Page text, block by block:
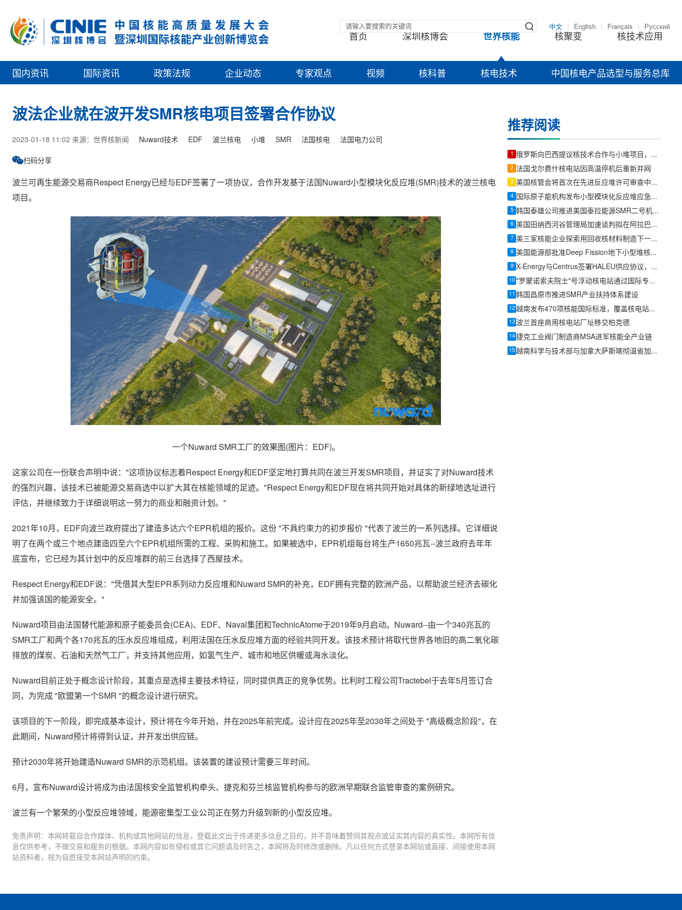
中文 English Français Русский
首页 深圳核博会 世界核能 核聚变 核技术应用
国内资讯 国际资讯 政策法规 企业动态 专家观点 视频 核科普 核电技术 中国核电产品选型与服务总库
波法企业就在波开发SMR核电项目签署合作协议
2023-01-18 11:02 来源：世界核新闻 Nuward技术 EDF 波兰核电 小堆 SMR 法国核电 法国电力公司
扫码分享
波兰可再生能源交易商Respect Energy已经与EDF签署了一项协议，合作开发基于法国Nuward小型模块化反应堆(SMR)技术的波兰核电
项目。
一个Nuward SMR工厂的效果图(图片：EDF)。
这家公司在一份联合声明中说："这项协议标志着Respect Energy和EDF坚定地打算共同在波兰开发SMR项目，并证实了对Nuward技术
的强烈兴趣，该技术已被能源交易商选中以扩大其在核能领域的足迹。"Respect Energy和EDF现在将共同开始对具体的新绿地选址进行
评估，并继续致力于详细说明这一努力的商业和融资计划。"
2021年10月，EDF向波兰政府提出了建造多达六个EPR机组的报价。这份 "不具约束力的初步报价 "代表了波兰的一系列选择。它详细说
明了在两个或三个地点建造四至六个EPR机组所需的工程、采购和施工。如果被选中，EPR机组每台将生产1650兆瓦--波兰政府去年年
底宣布，它已经为其计划中的反应堆群的前三台选择了西屋技术。
Respect Energy和EDF说："凭借其大型EPR系列动力反应堆和Nuward SMR的补充，EDF拥有完整的欧洲产品，以帮助波兰经济去碳化
并加强该国的能源安全。"
Nuward项目由法国替代能源和原子能委员会(CEA)、EDF、Naval集团和TechnicAtome于2019年9月启动。Nuward--由一个340兆瓦的
SMR工厂和两个各170兆瓦的压水反应堆组成，利用法国在压水反应堆方面的经验共同开发。该技术预计将取代世界各地旧的高二氧化碳
排放的煤炭、石油和天然气工厂，并支持其他应用，如氢气生产、城市和地区供暖或海水淡化。
Nuward目前正处于概念设计阶段，其重点是选择主要技术特征，同时提供真正的竞争优势。比利时工程公司Tractebel于去年5月签订合
同，为完成 "欧盟第一个SMR "的概念设计进行研究。
该项目的下一阶段，即完成基本设计，预计将在今年开始，并在2025年前完成。设计应在2025年至2030年之间处于 "高级概念阶段"，在
此期间，Nuward预计将得到认证，并开发出供应链。
预计2030年将开始建造Nuward SMR的示范机组。该装置的建设预计需要三年时间。
6月，宣布Nuward设计将成为由法国核安全监管机构牵头、捷克和芬兰核监管机构参与的欧洲早期联合监管审查的案例研究。
波兰有一个繁荣的小型反应堆领域，能源密集型工业公司正在努力升级到新的小型反应堆。
免责声明：本网转载自合作媒体、机构或其他网站的信息，登载此文出于传递更多信息之目的，并不意味着赞同其观点或证实其内容的真实性。本网所有信
息仅供参考，不做交易和服务的根据。本网内容如有侵权或其它问题请及时告之，本网将及时修改或删除。凡以任何方式登录本网站或直接、间接使用本网
站资料者，视为自愿接受本网站声明的约束。
推荐阅读
1 俄罗斯向巴西提议核技术合作与小堆项目，含浮动核电站与北极/南极科研
2 法国戈尔费什核电站因高温停机后重新并网
3 美国核管会将首次在先进反应堆许可审查中采用现代化听证程序
4 国际原子能机构发布小型模块化反应堆应急计划区技术文件
5 韩国泰雄公司推进美国泰拉能源SMR二号机组订单，发力核电与燃机锻件新赛道
6 美国田纳西河谷管理局加速谈判拟在阿拉巴马Bellefonte旧址部署小型模块化反应堆
7 美三家核能企业探索用回收核材料制造下一代反应堆燃料
8 美国能源部批准Deep Fission地下小型堆核安全设计协议
9 X-Energy与Centrus签署HALEU供应协议，美国先进核燃料供应链提速
10 "罗蒙诺索夫院士"号浮动核电站通过国际专家双周审计，整改项较2022年显著减少
11 韩国昌原市推进SMR产业扶持体系建设
12 越南发布470项核能国际标准，覆盖核电站、研究堆、SMR及辐射防护全链条
13 波兰首座商用核电站厂址移交柏克德
14 捷克工业阀门制造商MSA进军核能全产业链
15 越南科学与技术部与加拿大萨斯喀彻温省加强和平利用核技术合作